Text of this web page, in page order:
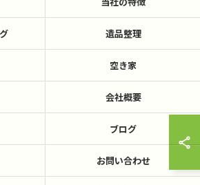
遺品整理
空き家
会社概要
ブログ
お問い合わせ